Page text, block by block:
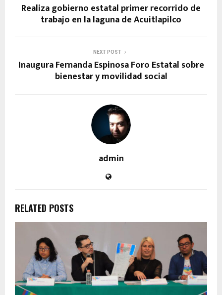
Realiza gobierno estatal primer recorrido de
trabajo en la laguna de Acuitlapilco
NEXT POST
Inaugura Fernanda Espinosa Foro Estatal sobre
bienestar y movilidad social
admin
RELATED POSTS